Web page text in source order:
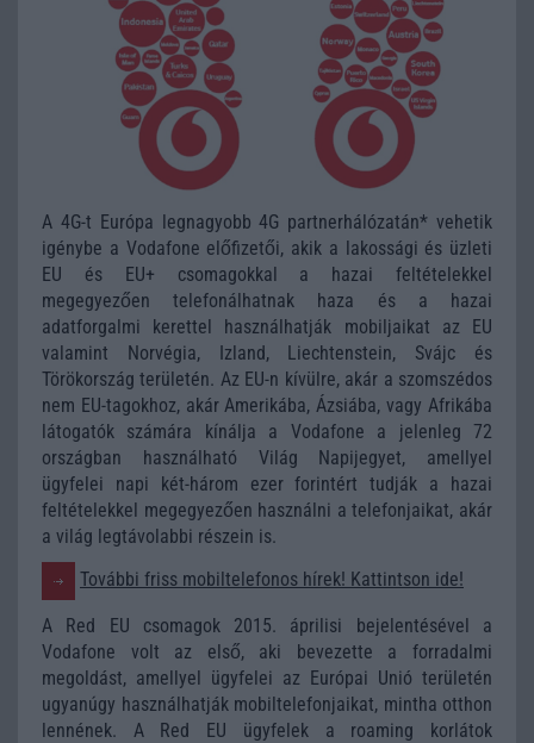
A 4G-t Európa legnagyobb 4G partnerhálózatán* vehetik
igénybe a Vodafone előfizetői, akik a lakossági és üzleti
EU és EU+ csomagokkal a hazai feltételekkel
megegyezően telefonálhatnak haza és a hazai
adatforgalmi kerettel használhatják mobiljaikat az EU
valamint Norvégia, Izland, Liechtenstein, Svájc és
Törökország területén. Az EU-n kívülre, akár a szomszédos
nem EU-tagokhoz, akár Amerikába, Ázsiába, vagy Afrikába
látogatók számára kínálja a Vodafone a jelenleg 72
országban használható Világ Napijegyet, amellyel
ügyfelei napi két-három ezer forintért tudják a hazai
feltételekkel megegyezően használni a telefonjaikat, akár
a világ legtávolabbi részein is.
További friss mobiltelefonos hírek! Kattintson ide!
A Red EU csomagok 2015. áprilisi bejelentésével a
Vodafone volt az első, aki bevezette a forradalmi
megoldást, amellyel ügyfelei az Európai Unió területén
ugyanúgy használhatják mobiltelefonjaikat, mintha otthon
lennének. A Red EU ügyfelek a roaming korlátok